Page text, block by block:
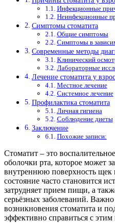
Инфекционные
Неинфекционные
Симптомы стоматита
Общие симптомы
Симптомы в
Современные методы
Клинический
Лабораторные
Лечение стоматита у
Местное лечение
Системное лечение
Профилактика стоматита
Личная гигиена
Соблюдение диеты
Заключение
Похожие записи:
Стоматит – это
оболочки рта, которое может
внутреннюю поверхность щек
состояние часто становится
затрудняет прием пищи, а
серьёзных заболеваний.
возникновения стоматита и
эффективно справиться с этим